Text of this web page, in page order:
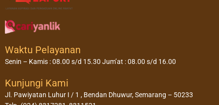
Waktu Pelayanan
Senin – Kamis : 08.00 s/d 15.30 Jum’at : 08.00 s/d 16.00
Kunjungi Kami
Jl. Pawiyatan Luhur I / 1 , Bendan Dhuwur, Semarang – 50233